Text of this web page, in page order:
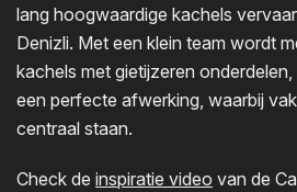
lang hoogwaardige kachels
Denizli. Met een klein team wordt
kachels met gietijzeren
een perfecte afwerking, waarbij
centraal staan.
Check de inspiratie video van de